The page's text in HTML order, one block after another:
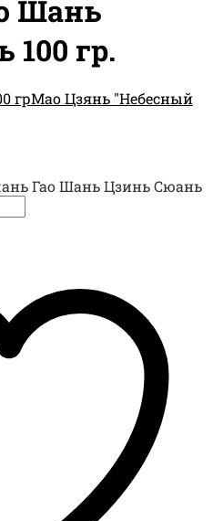
Шань
гр.
грМао Цзянь "Небесный
Гао Шань Цзинь Сюань